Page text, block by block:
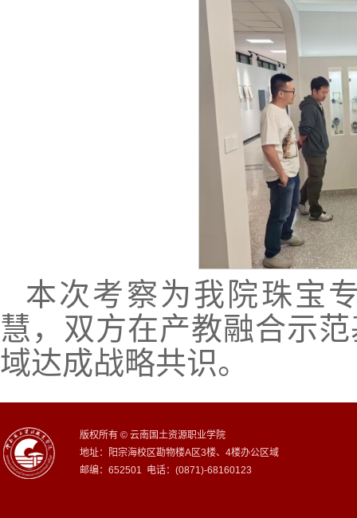
本次考察为我院珠宝
慧，双方在产教融合示
域达成战略共识。
版权所有 © 云南国土资源职业学院
地址：阳宗海校区勘物楼A区3楼、4楼办公区域
邮编：652501 电话：(0871)-68160123